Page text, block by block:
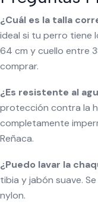
¿Cuál es la talla
ideal si tu perro tiene
64 cm y cuello entre
comprar.
¿Es resistente al
protección contra la
completamente
Reñaca.
¿Puedo lavar la
tibia y jabón suave.
nylon.